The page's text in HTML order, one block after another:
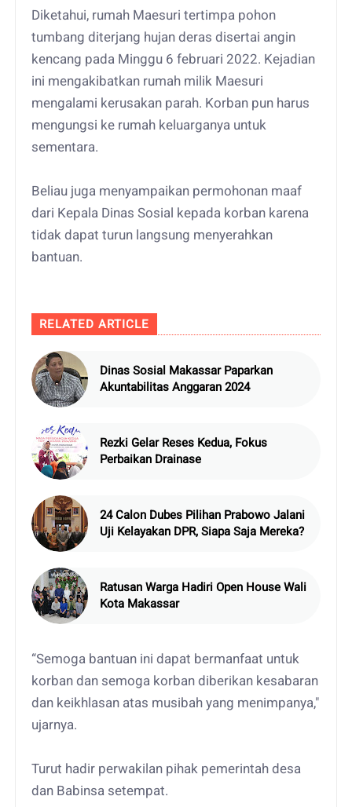
Diketahui, rumah Maesuri tertimpa pohon
tumbang diterjang hujan deras disertai angin
kencang pada Minggu 6 februari 2022. Kejadian
ini mengakibatkan rumah milik Maesuri
mengalami kerusakan parah. Korban pun harus
mengungsi ke rumah keluarganya untuk
sementara.
Beliau juga menyampaikan permohonan maaf
dari Kepala Dinas Sosial kepada korban karena
tidak dapat turun langsung menyerahkan
bantuan.
RELATED ARTICLE
Dinas Sosial Makassar Paparkan
Akuntabilitas Anggaran 2024
Rezki Gelar Reses Kedua, Fokus
Perbaikan Drainase
24 Calon Dubes Pilihan Prabowo Jalani
Uji Kelayakan DPR, Siapa Saja Mereka?
Ratusan Warga Hadiri Open House Wali
Kota Makassar
“Semoga bantuan ini dapat bermanfaat untuk
korban dan semoga korban diberikan kesabaran
dan keikhlasan atas musibah yang menimpanya,"
ujarnya.
Turut hadir perwakilan pihak pemerintah desa
dan Babinsa setempat.